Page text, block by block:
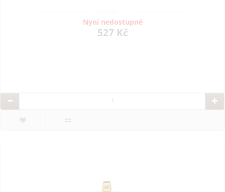
Nyní nedostupné
527 Kč